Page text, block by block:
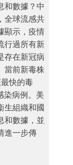
和數據？中
全球流感共
顯示，疫情
行過所有新
存在新冠病
當前新毒株
快的毒
染病例。美
生組織和國
和數據，並
進一步傳